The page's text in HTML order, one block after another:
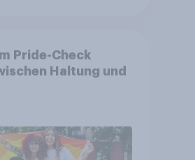
Pride-Check
Haltung und